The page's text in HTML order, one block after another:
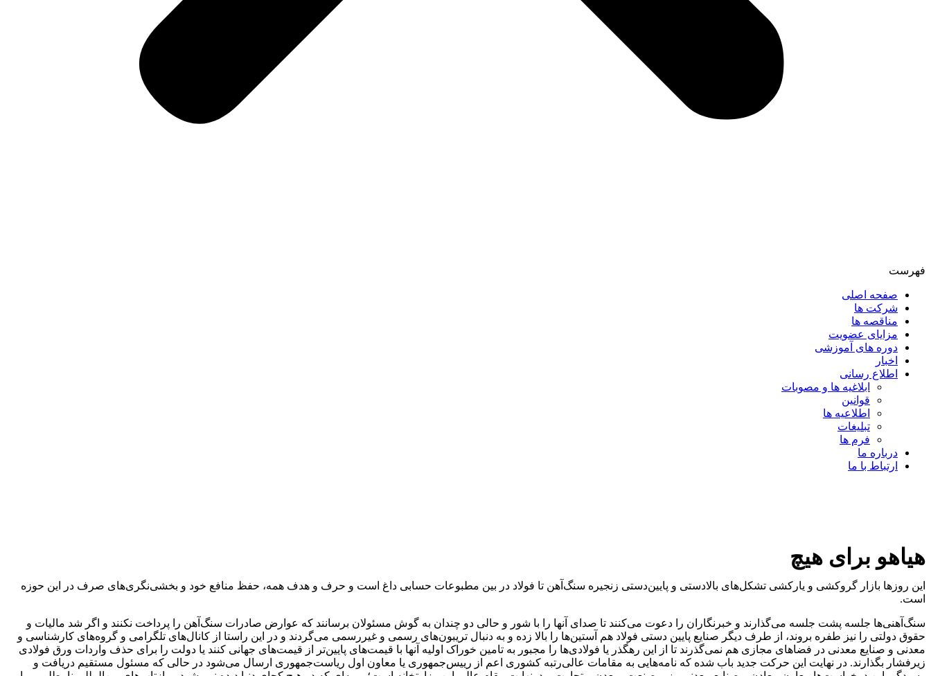
فهرست
صفحه اصلی
شرکت ها
مناقصه ها
مزایای عضویت
دوره های آموزشی
اخبار
اطلاع رسانی
ابلاغیه ها و مصوبات
قوانین
اطلاعیه ها
تبلیغات
فرم ها
درباره ما
ارتباط با ما
هیاهو برای هیچ
این روزها بازار گروکشی و یارکشی تشکل‌های بالادستی و پایین‌دستی زنجیره سنگ‌آهن تا فولاد در بین مطبوعات حسابی داغ است و حرف و هدف همه، حفظ منافع خود و بخشی‌نگری‌های صرف در این حوزه
است.
سنگ‌آهنی‌ها جلسه پشت جلسه می‌گذارند و خبرنگاران را دعوت می‌کنند تا صدای آنها را با شور و حالی دو چندان به گوش مسئولان برسانند که عوارض صادرات سنگ‌آهن را پرداخت نکنند و اگر شد مالیات و
حقوق دولتی را نیز طفره بروند، از طرف دیگر صنایع پایین دستی فولاد هم آستین‌ها را بالا زده و به دنبال تریبون‌های رسمی و غیررسمی می‌گردند و در این راستا از کانال‌های تلگرامی و گروه‌های کارشناسی و
معدنی و صنایع معدنی در فضاهای مجازی هم نمی‌گذرند تا از این رهگذر یا فولادی‌ها را مجبور به تامین خوراک اولیه آنها با قیمت‌های پایین‌تر از قیمت‌های جهانی کنند یا دولت را برای حذف واردات ورق فولادی
زیرفشار بگذارند. در نهایت این حرکت جدید باب شده که نامه‌هایی به مقامات عالی‌رتبه کشوری اعم از رییس‌جمهوری یا معاون اول ریاست‌جمهوری ارسال می‌شود در حالی که مسئول مستقیم دریافت و